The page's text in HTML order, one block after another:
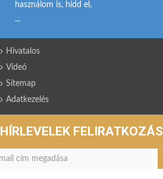
használom is, hidd el,
...
Hivatalos
Videó
Sitemap
Adatkezelés
HÍRLEVELEK FELIRATKOZÁS